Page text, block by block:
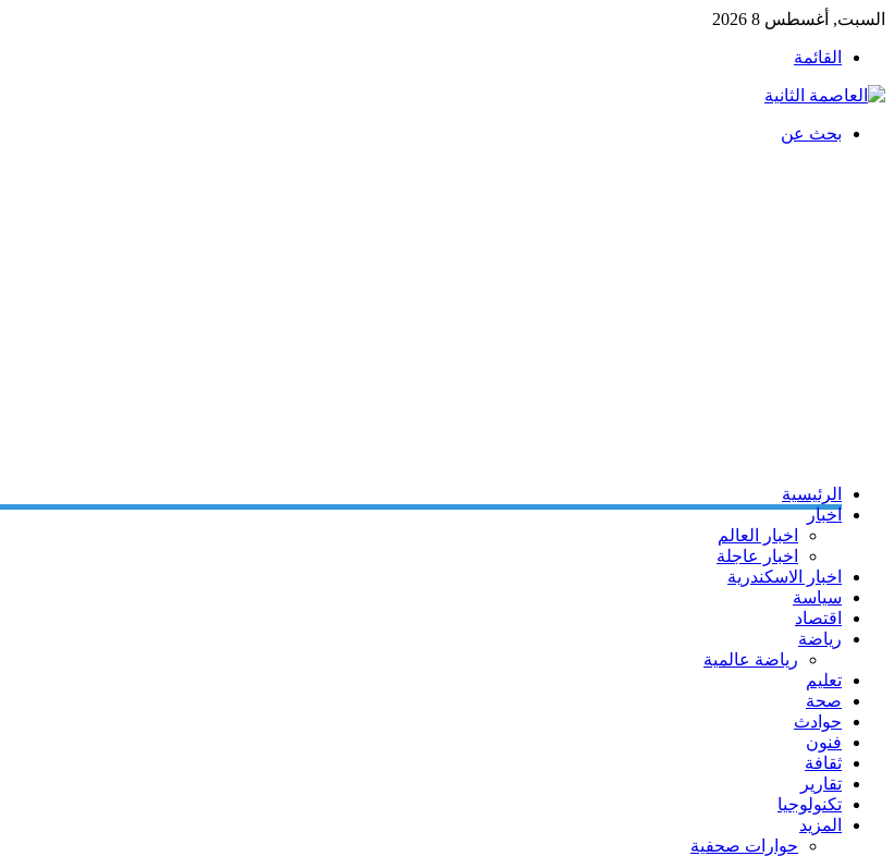
السبت, أغسطس 8 2026
القائمة
بحث عن
الرئيسية
اخبار
اخبار العالم
اخبار عاجلة
اخبار الاسكندرية
سياسة
اقتصاد
رياضة
رياضة عالمية
تعليم
صحة
حوادث
فنون
ثقافة
تقارير
تكنولوجيا
المزيد
حوارات صحفية